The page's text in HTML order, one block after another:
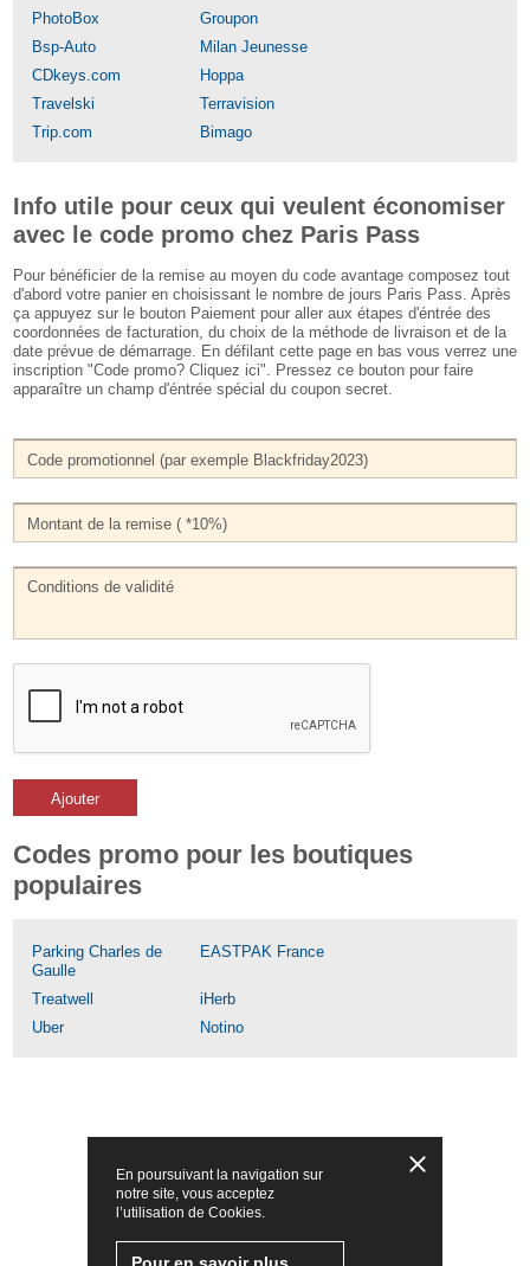
PhotoBox
Groupon
Bsp-Auto
Milan Jeunesse
CDkeys.com
Hoppa
Travelski
Terravision
Trip.com
Bimago
Info utile pour ceux qui veulent économiser
avec le code promo chez Paris Pass
Pour bénéficier de la remise au moyen du code avantage composez tout
d'abord votre panier en choisissant le nombre de jours Paris Pass. Après
ça appuyez sur le bouton Paiement pour aller aux étapes d'éntrée des
coordonnées de facturation, du choix de la méthode de livraison et de la
date prévue de démarrage. En défilant cette page en bas vous verrez une
inscription "Code promo? Cliquez ici". Pressez ce bouton pour faire
apparaître un champ d'éntrée spécial du coupon secret.
Ajouter
Codes promo pour les boutiques
populaires
Parking Charles de
Gaulle
EASTPAK France
Treatwell
iHerb
Uber
Notino
En poursuivant la navigation sur
notre site, vous acceptez
l’utilisation de Cookies.